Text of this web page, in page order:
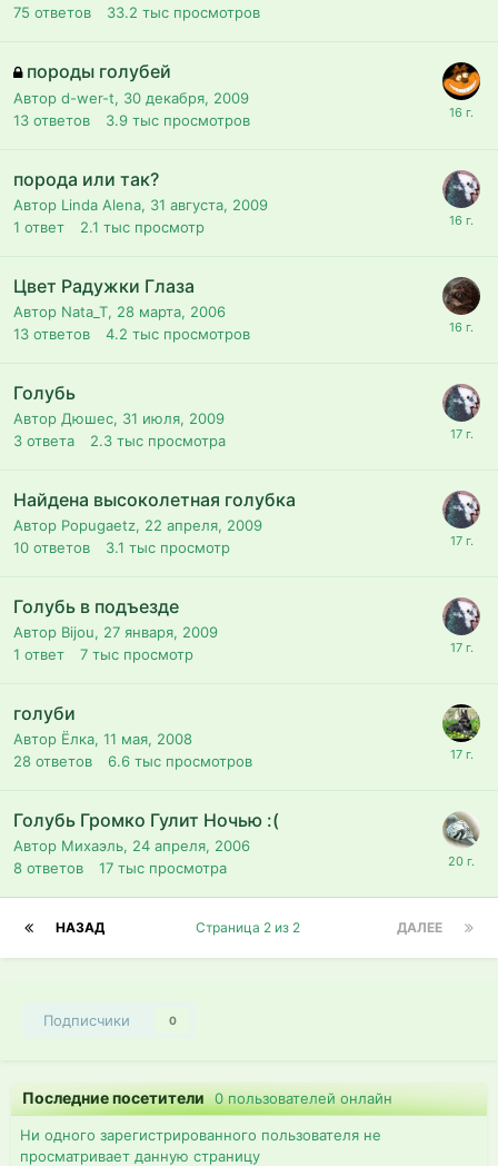
75 ответов 33.2 тыс просмотров
породы голубей
Автор d-wer-t, 30 декабря, 2009
13 ответов 3.9 тыс просмотров
порода или так?
Автор Linda Alena, 31 августа, 2009
1 ответ 2.1 тыс просмотр
Цвет Радужки Глаза
Автор Nata_T, 28 марта, 2006
13 ответов 4.2 тыс просмотров
Голубь
Автор Дюшес, 31 июля, 2009
3 ответа 2.3 тыс просмотра
Найдена высоколетная голубка
Автор Popugaetz, 22 апреля, 2009
10 ответов 3.1 тыс просмотр
Голубь в подъезде
Автор Bijou, 27 января, 2009
1 ответ 7 тыс просмотр
голуби
Автор Ёлка, 11 мая, 2008
28 ответов 6.6 тыс просмотров
Голубь Громко Гулит Ночью :(
Автор Михаэль, 24 апреля, 2006
8 ответов 17 тыс просмотра
НАЗАД ДАЛЕЕ
Страница 2 из 2
Подписчики 0
Последние посетители0 пользователей онлайн
Ни одного зарегистрированного пользователя не
просматривает данную страницу